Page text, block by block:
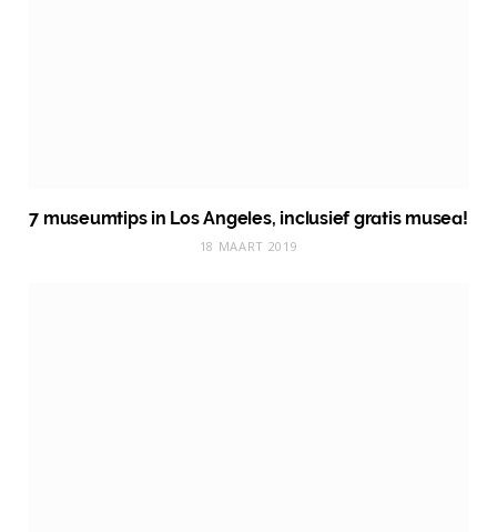
7 museumtips in Los Angeles, inclusief gratis musea!
18 MAART 2019